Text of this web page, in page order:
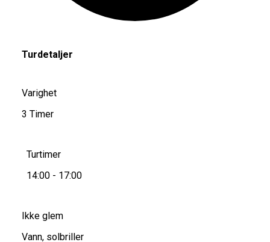
Turdetaljer
Varighet
3 Timer
Turtimer
14:00 - 17:00
Ikke glem
Vann, solbriller